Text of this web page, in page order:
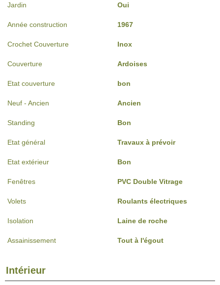
Jardin Oui
Année construction 1967
Crochet Couverture Inox
Couverture Ardoises
Etat couverture bon
Neuf - Ancien Ancien
Standing Bon
Etat général Travaux à prévoir
Etat extérieur Bon
Fenêtres PVC Double Vitrage
Volets Roulants électriques
Isolation Laine de roche
Assainissement Tout à l'égout
Intérieur